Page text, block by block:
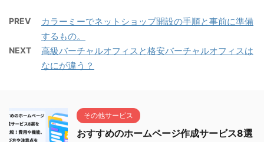
PREV
カラーミーでネットショップ開設の手順と事前に準備
するもの。
NEXT
高級バーチャルオフィスと格安バーチャルオフィスは
なにが違う？
その他サービス
おすすめのホームページ作成サービス8選